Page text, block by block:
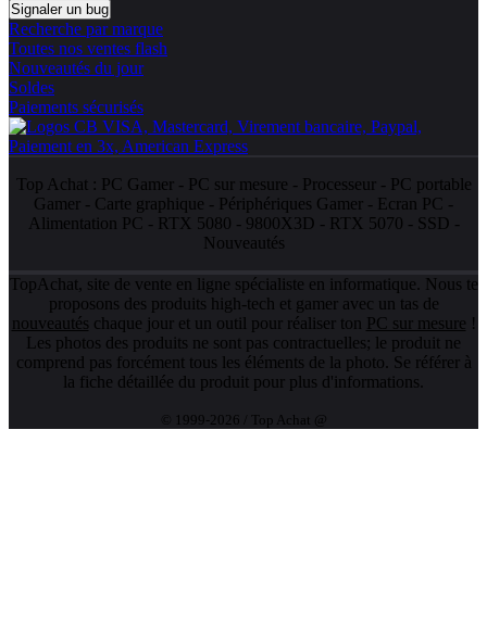
Signaler un bug
Recherche par marque
Toutes nos ventes flash
Nouveautés du jour
Soldes
Paiements sécurisés
Top Achat : PC Gamer- PC sur mesure - Processeur- PC portable
Gamer - Carte graphique - Périphériques Gamer - Ecran PC -
Alimentation PC - RTX 5080 - 9800X3D - RTX 5070 - SSD -
Nouveautés
TopAchat, site de vente en ligne spécialiste en informatique. Nous te
proposons des produits high-tech et gamer avec un tas de
nouveautés chaque jour et un outil pour réaliser ton PC sur mesure !
Les photos des produits ne sont pas contractuelles; le produit ne
comprend pas forcément tous les éléments de la photo. Se référer à
la fiche détaillée du produit pour plus d'informations.
© 1999-2026 / Top Achat @